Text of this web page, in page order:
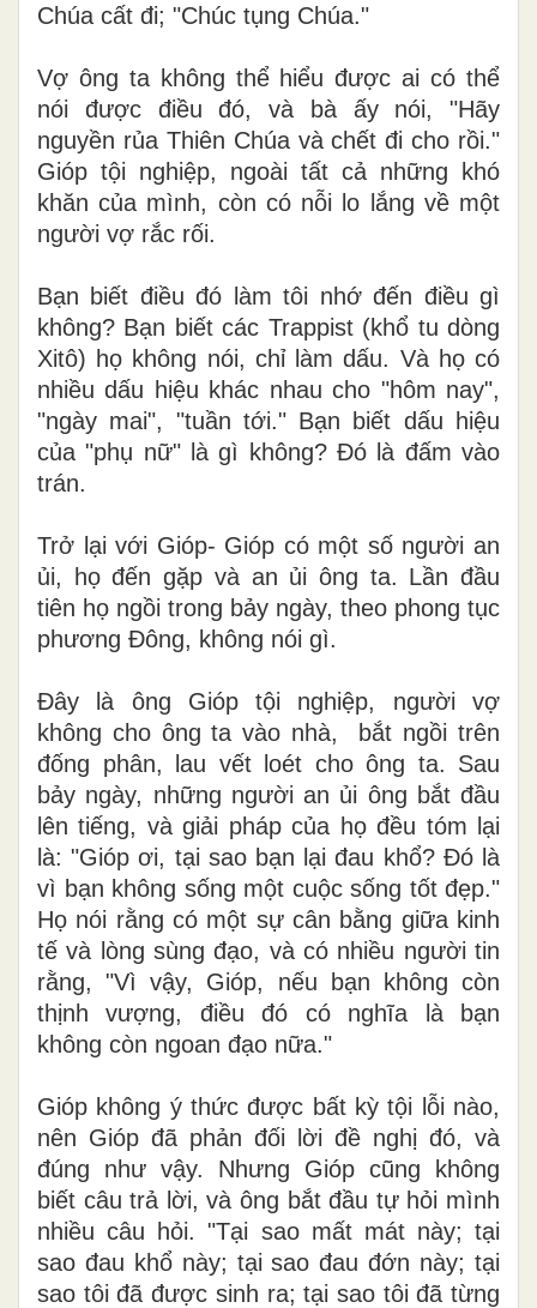
Chúa cất đi; "Chúc tụng Chúa."
Vợ ông ta không thể hiểu được ai có thể
nói được
điều đó, và bà ấy nói, "Hãy
nguyền rủa Thiên Chúa và chết đi cho rồi."
Gióp tội nghiệp, ngoài tất cả những khó
khăn của mình, còn có nỗi lo lắng về một
người vợ rắc rối.
Bạn biết điều đó làm tôi nhớ đến điều gì
không? Bạn biết các Trappist (khổ tu dòng
Xitô) họ không nói, chỉ làm dấu. Và họ có
nhiều dấu hiệu khác nhau cho "hôm nay",
"ngày mai", "tuần tới." Bạn biết dấu hiệu
của "phụ nữ" là gì không? Đó là đấm vào
trán.
Trở lại với Gióp- Gióp có một số người an
ủi, họ đến gặp và an ủi ông ta. Lần đầu
tiên họ ngồi trong bảy ngày, theo phong tục
phương Đông, không nói gì.
Đây là ông Gióp tội nghiệp, người vợ
không cho ông ta vào nhà,
bắt ngồi trên
đống phân, lau vết loét cho ông ta. Sau
bảy ngày, những người an ủi ông bắt đầu
lên tiếng, và giải pháp của họ đều tóm lại
là: "Gióp ơi, tại sao bạn lại đau khổ? Đó là
vì bạn không sống một cuộc sống tốt đẹp."
Họ nói rằng có một sự cân bằng giữa kinh
tế và lòng sùng đạo, và có nhiều người tin
rằng, "Vì vậy, Gióp, nếu bạn không còn
thịnh vượng, điều đó có nghĩa là bạn
không còn ngoan đạo nữa."
Gióp không ý thức được bất kỳ tội lỗi nào,
nên Gióp đã phản đối lời đề nghị đó, và
đúng như vậy. Nhưng Gióp cũng không
biết câu trả lời, và ông bắt đầu tự hỏi mình
nhiều câu hỏi. "Tại sao mất mát này; tại
sao đau khổ này; tại sao đau đớn này; tại
sao tôi đã được sinh ra; tại sao tôi đã từng